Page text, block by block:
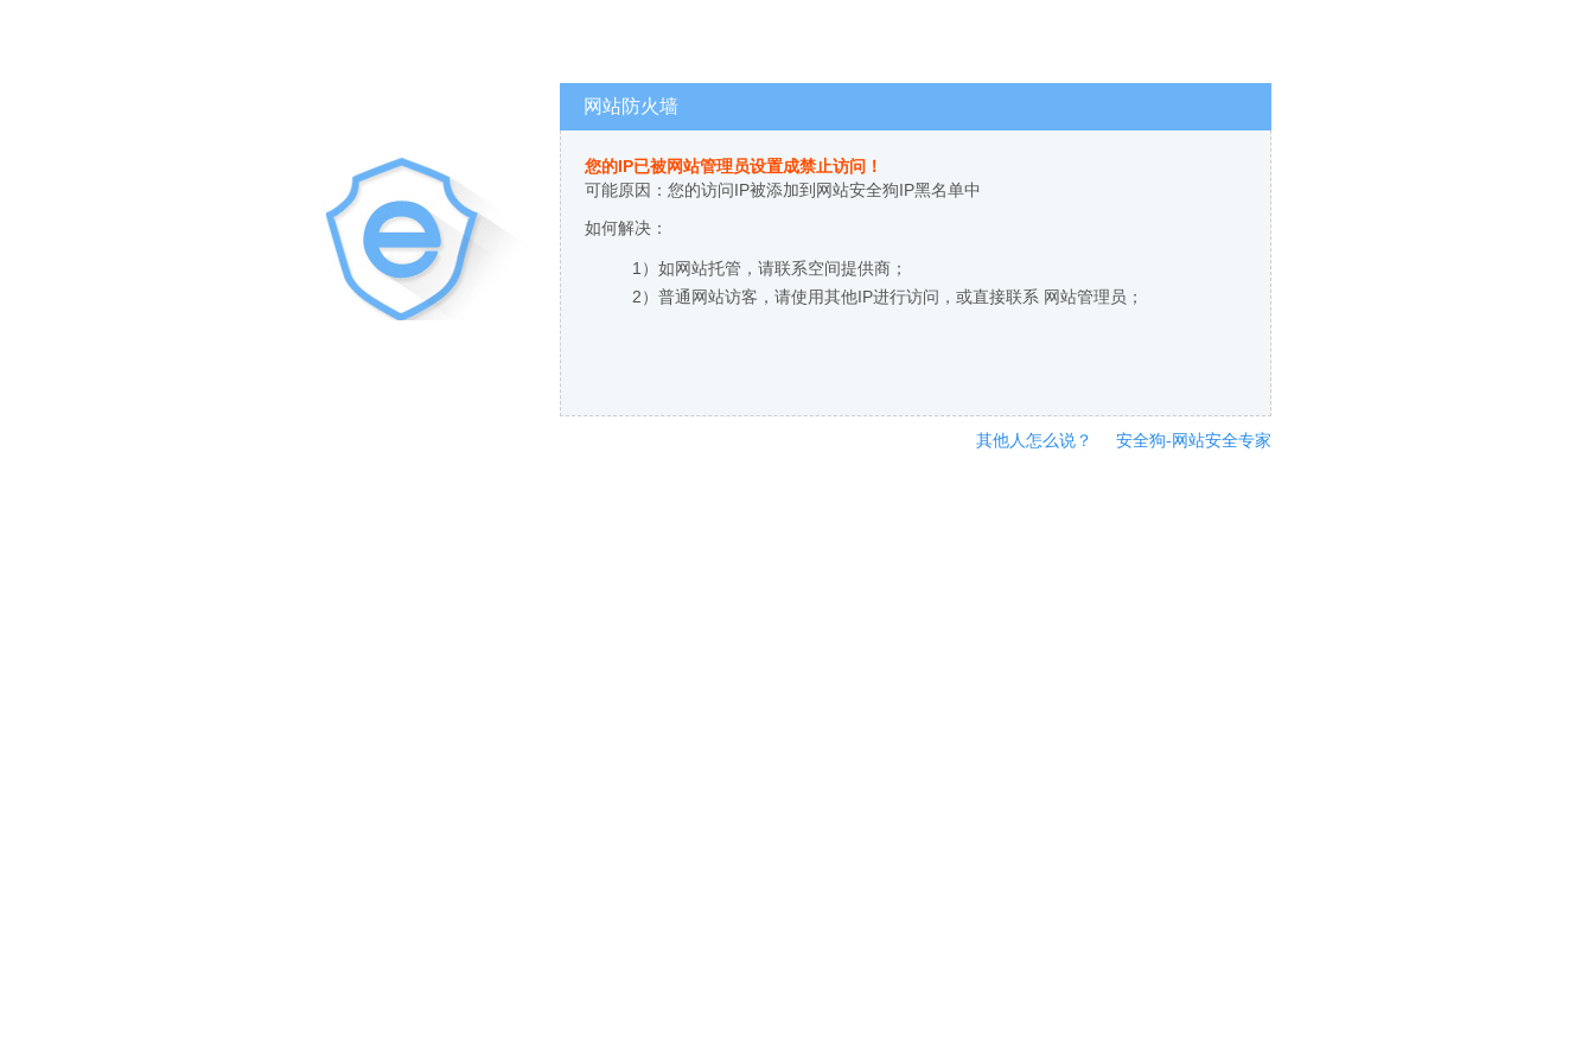
网站防火墙
您的IP已被网站管理员设置成禁止访问！
可能原因：您的访问IP被添加到网站安全狗IP黑名单中
如何解决：
1）如网站托管，请联系空间提供商；
2）普通网站访客，请使用其他IP进行访问，或直接联系 网站管理员；
其他人怎么说？ 安全狗-网站安全专家